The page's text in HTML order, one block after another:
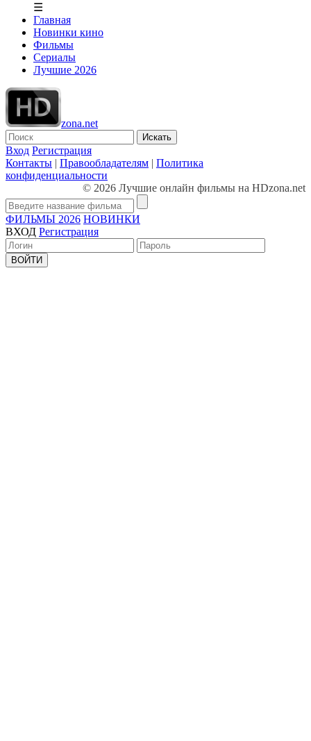
☰
Главная
Новинки кино
Фильмы
Сериалы
Лучшие 2026
zona.net
Искать
Вход Регистрация
Контакты | Правообладателям | Политика
конфиденциальности
© 2026 Лучшие онлайн фильмы на HDzona.net
ФИЛЬМЫ 2026 НОВИНКИ
ВХОД Регистрация